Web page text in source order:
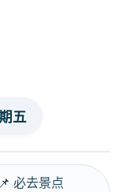
五
必去景点